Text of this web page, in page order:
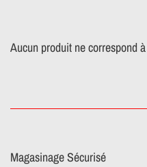
Aucun produit ne correspond
Magasinage Sécurisé